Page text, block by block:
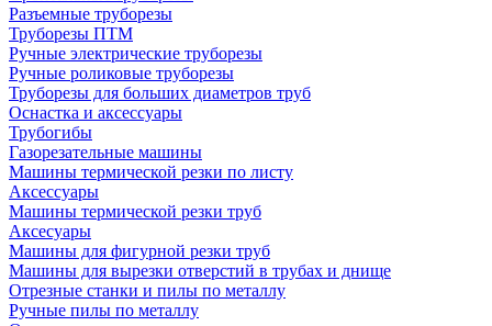
Разъемные труборезы
Труборезы ПТМ
Ручные электрические труборезы
Ручные роликовые труборезы
Труборезы для больших диаметров труб
Оснастка и аксессуары
Трубогибы
Газорезательные машины
Машины термической резки по листу
Аксессуары
Машины термической резки труб
Аксесуары
Машины для фигурной резки труб
Машины для вырезки отверстий в трубах и днище
Отрезные станки и пилы по металлу
Ручные пилы по металлу